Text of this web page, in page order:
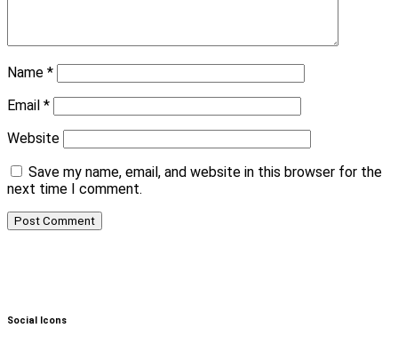
Name *
Email *
Website
Save my name, email, and website in this browser for the
next time I comment.
Social Icons